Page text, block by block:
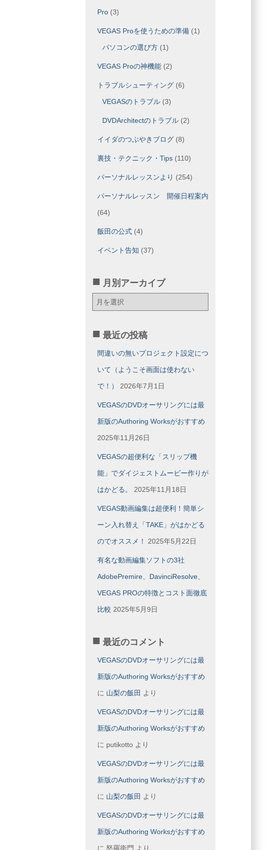
Pro(3)
VEGAS Proを使うための準備(1)
パソコンの選び方(1)
VEGAS Proの神機能(2)
トラブルシューティング(6)
VEGASのトラブル(3)
DVDArchitectのトラブル(2)
イイダのつぶやきブログ(8)
裏技・テクニック・Tips(110)
パーソナルレッスンより (254)
パーソナルレッスン 開催日程案内
(64)
飯田の公式(4)
イベント告知 (37)
月別アーカイブ
月
別
カ
ブ
最近の投稿
間違いの無いプロジェクト設定につ
いて（ようこそ画面は使わない
で！） 2026年7月1日
VEGASのDVDオーサリングには最
新版のAuthoring Worksがおすすめ
2025年11月26日
VEGASの超便利な「スリップ機
能」でダイジェストムービー作りが
はかどる。 2025年11月18日
VEGAS動画編集は超便利！簡単シ
ーン入れ替え「TAKE」がはかどる
のでオススメ！ 2025年5月22日
有名な動画編集ソフトの3社
AdobePremire、DavinciResolve、
VEGAS PROの特徴とコスト面徹底
比較 2025年5月9日
最近のコメント
VEGASのDVDオーサリングには最
新版のAuthoring Worksがおすすめ
に 山梨の飯田 より
VEGASのDVDオーサリングには最
新版のAuthoring Worksがおすすめ
に putikottoより
VEGASのDVDオーサリングには最
新版のAuthoring Worksがおすすめ
に 山梨の飯田 より
VEGASのDVDオーサリングには最
新版のAuthoring Worksがおすすめ
に 怒羅衛門 より